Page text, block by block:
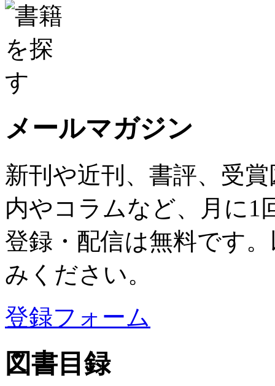
メールマガジン
新刊や近刊、書評、受
内やコラムなど、月に1
登録・配信は無料です
みください。
登録フォーム
図書目録